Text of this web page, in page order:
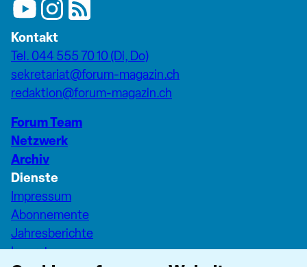
Kontakt
Tel. 044 555 70 10 (Di, Do)
sekretariat@forum-magazin.ch
redaktion@forum-magazin.ch
Forum Team
Netzwerk
Archiv
Dienste
Impressum
Abonnemente
Jahresberichte
Inserate